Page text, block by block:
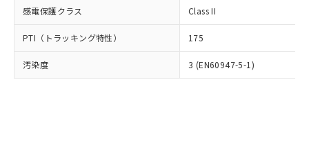
感電保護クラス Class II
PTI（トラッキング特性） 175
汚染度 3 (EN60947-5-1)
ビス）をご利用いただくには、I-Web
メンバーズにご登録されている必要が
あります。
お客様が当ウェブサイト上で当社にご
登録された部品リストについて、当社
および当社の共同利用者が、当社の製
※3 非含有証明書ダウンロード
及ぼさない年数を意味します。
い合わせください。
り引きをいたしません。
白
情報を公開していない機種